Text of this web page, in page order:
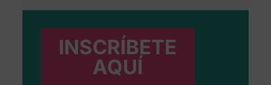
INSCRÍBETE
AQUÍ